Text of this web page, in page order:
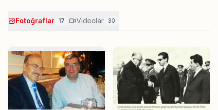
Fotoğraflar 17 Videolar 30